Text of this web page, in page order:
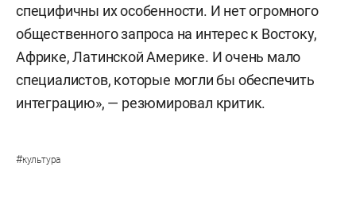
специфичны их особенности. И нет огромного
общественного запроса на интерес к Востоку,
Африке, Латинской Америке. И очень мало
специалистов, которые могли бы обеспечить
интеграцию», — резюмировал критик.
#культура